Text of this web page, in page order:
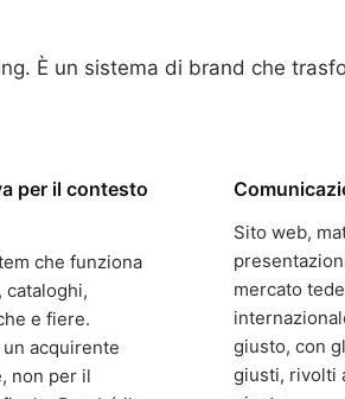
È un sistema di brand che
per il contesto
che funziona
cataloghi,
e fiere.
acquirente
non per il
Sito web,
mercato
giusto, con
giusti, rivolti